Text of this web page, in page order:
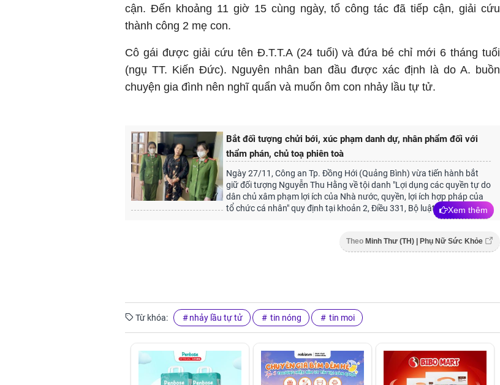
cận. Đến khoảng 11 giờ 15 cùng ngày, tổ công tác đã tiếp cận, giải cứu
thành công 2 mẹ con.
Cô gái được giải cứu tên Đ.T.T.A (24 tuổi) và đứa bé chỉ mới 6 tháng tuổi
(ngụ TT. Kiến Đức). Nguyên nhân ban đầu được xác định là do A. buồn
chuyện gia đình nên nghĩ quẩn và muốn ôm con nhảy lầu tự tử.
Bắt đối tượng chửi bới, xúc phạm danh dự, nhân phẩm đối với
thẩm phán, chủ toạ phiên toà
Ngày 27/11, Công an Tp. Đồng Hới (Quảng Bình) vừa tiến hành bắt
giữ đối tượng Nguyễn Thu Hằng về tội danh "Lợi dụng các quyền tự do
dân chủ xâm phạm lợi ích của Nhà nước, quyền, lợi ích hợp pháp của
tổ chức cá nhân" quy định tại khoản 2, Điều 331, Bộ luật Hình sự.Xem thêm
Theo Minh Thư (TH) | Phụ Nữ Sức Khỏe
Từ khóa: nhảy lầu tự tử tin nóng tin moi